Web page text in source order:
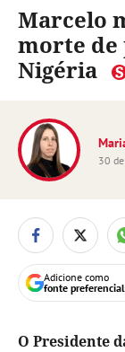
Marcelo
morte de
Nigéria
30
Adicione como
fonte
O Presidente